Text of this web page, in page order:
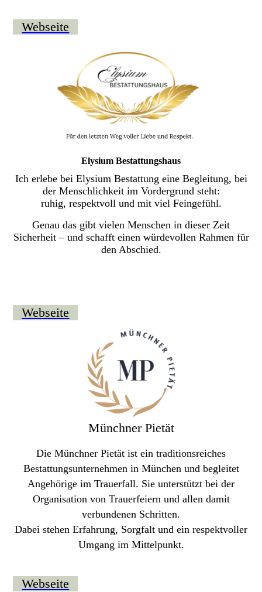
Webseite
Elysium Bestattungshaus
Ich erlebe bei Elysium Bestattung eine Begleitung, bei
der Menschlichkeit im Vordergrund steht:
ruhig, respektvoll und mit viel Feingefühl.
Genau das gibt vielen Menschen in dieser Zeit
Sicherheit – und schafft einen würdevollen Rahmen für
den Abschied.
Webseite
Münchner Pietät
Die Münchner Pietät ist ein traditionsreiches
Bestattungsunternehmen in München und begleitet
Angehörige im Trauerfall. Sie unterstützt bei der
Organisation von Trauerfeiern und allen damit
verbundenen Schritten.
Dabei stehen Erfahrung, Sorgfalt und ein respektvoller
Umgang im Mittelpunkt.
Webseite